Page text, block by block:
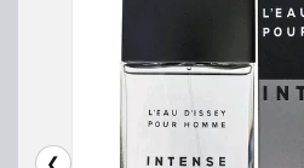
❮